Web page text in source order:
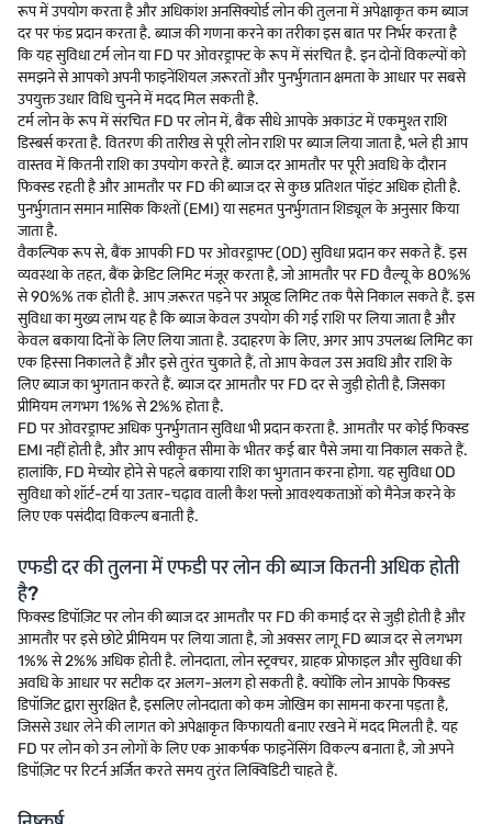
रूप में उपयोग करता है और अधिकांश अनसिक्योर्ड लोन की तुलना में अपेक्षाकृत कम ब्याज
दर पर फंड प्रदान करता है. ब्याज की गणना करने का तरीका इस बात पर निर्भर करता है
कि यह सुविधा टर्म लोन या FD पर ओवरड्राफ्ट के रूप में संरचित है. इन दोनों विकल्पों को
समझने से आपको अपनी फाइनेंशियल ज़रूरतों और पुनर्भुगतान क्षमता के आधार पर सबसे
उपयुक्त उधार विधि चुनने में मदद मिल सकती है.
टर्म लोन के रूप में संरचित FD पर लोन में, बैंक सीधे आपके अकाउंट में एकमुश्त राशि
डिस्बर्स करता है. वितरण की तारीख से पूरी लोन राशि पर ब्याज लिया जाता है, भले ही आप
वास्तव में कितनी राशि का उपयोग करते हैं. ब्याज दर आमतौर पर पूरी अवधि के दौरान
फिक्स्ड रहती है और आमतौर पर FD की ब्याज दर से कुछ प्रतिशत पॉइंट अधिक होती है.
पुनर्भुगतान समान मासिक किश्तों (EMI) या सहमत पुनर्भुगतान शिड्यूल के अनुसार किया
जाता है.
वैकल्पिक रूप से, बैंक आपकी FD पर ओवरड्राफ्ट (OD) सुविधा प्रदान कर सकते हैं. इस
व्यवस्था के तहत, बैंक क्रेडिट लिमिट मंजूर करता है, जो आमतौर पर FD वैल्यू के 80%%
से 90%% तक होती है. आप ज़रूरत पड़ने पर अप्रूव्ड लिमिट तक पैसे निकाल सकते हैं. इस
सुविधा का मुख्य लाभ यह है कि ब्याज केवल उपयोग की गई राशि पर लिया जाता है और
केवल बकाया दिनों के लिए लिया जाता है. उदाहरण के लिए, अगर आप उपलब्ध लिमिट का
एक हिस्सा निकालते हैं और इसे तुरंत चुकाते हैं, तो आप केवल उस अवधि और राशि के
लिए ब्याज का भुगतान करते हैं. ब्याज दर आमतौर पर FD दर से जुड़ी होती है, जिसका
प्रीमियम लगभग 1%% से 2%% होता है.
FD पर ओवरड्राफ्ट अधिक पुनर्भुगतान सुविधा भी प्रदान करता है. आमतौर पर कोई फिक्स्ड
EMI नहीं होती है, और आप स्वीकृत सीमा के भीतर कई बार पैसे जमा या निकाल सकते हैं.
हालांकि, FD मेच्योर होने से पहले बकाया राशि का भुगतान करना होगा. यह सुविधा OD
सुविधा को शॉर्ट-टर्म या उतार-चढ़ाव वाली कैश फ्लो आवश्यकताओं को मैनेज करने के
लिए एक पसंदीदा विकल्प बनाती है.
एफडी दर की तुलना में एफडी पर लोन की ब्याज कितनी अधिक होती
है?
फिक्स्ड डिपॉज़िट पर लोन की ब्याज दर आमतौर पर FD की कमाई दर से जुड़ी होती है और
आमतौर पर इसे छोटे प्रीमियम पर लिया जाता है, जो अक्सर लागू FD ब्याज दर से लगभग
1%% से 2%% अधिक होती है. लोनदाता, लोन स्ट्रक्चर, ग्राहक प्रोफाइल और सुविधा की
अवधि के आधार पर सटीक दर अलग-अलग हो सकती है. क्योंकि लोन आपके फिक्स्ड
डिपॉजिट द्वारा सुरक्षित है, इसलिए लोनदाता को कम जोखिम का सामना करना पड़ता है,
जिससे उधार लेने की लागत को अपेक्षाकृत किफायती बनाए रखने में मदद मिलती है. यह
FD पर लोन को उन लोगों के लिए एक आकर्षक फाइनेंसिंग विकल्प बनाता है, जो अपने
डिपॉज़िट पर रिटर्न अर्जित करते समय तुरंत लिक्विडिटी चाहते हैं.